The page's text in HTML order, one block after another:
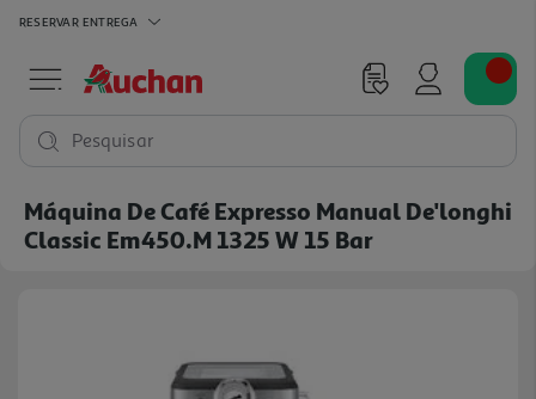
RESERVAR ENTREGA
Pesquisar
Máquina De Café Expresso Manual De'longhi
Classic Em450.m 1325 W 15 Bar